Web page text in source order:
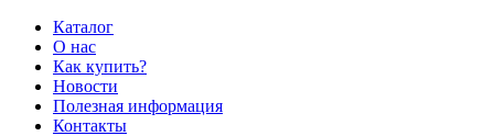
Каталог
О нас
Как купить?
Новости
Полезная информация
Контакты